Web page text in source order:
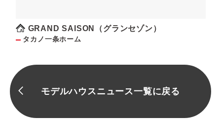
GRAND SAISON（グランセゾン）
タカノ一条ホーム
モデルハウスニュース一覧に戻る